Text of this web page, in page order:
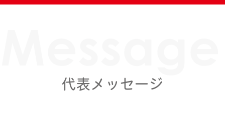
代表メッセージ